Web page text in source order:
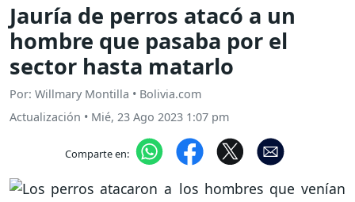
Jauría de perros atacó a un
hombre que pasaba por el
sector hasta matarlo
Por: Willmary Montilla • Bolivia.com
Actualización • Mié, 23 Ago 2023 1:07 pm
Comparte en: